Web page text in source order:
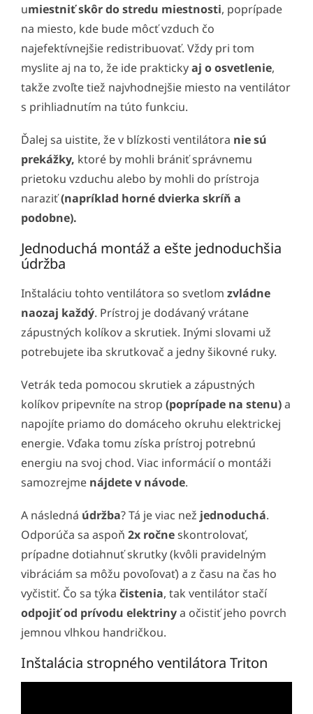
umiestniť skôr do stredu miestnosti, poprípade
na miesto, kde bude môcť vzduch čo
najefektívnejšie redistribuovať. Vždy pri tom
myslite aj na to, že ide praktickyaj o osvetlenie,
takže zvoľte tiež najvhodnejšie miesto na ventilátor
s prihliadnutím na túto funkciu.
Ďalej sa uistite, že v blízkosti ventilátora nie sú
prekážky, ktoré by mohli brániť správnemu
prietoku vzduchu alebo by mohli do prístroja
naraziť(napríklad horné dvierka skríň a
podobne).
Jednoduchá montáž a ešte jednoduchšia
údržba
Inštaláciu tohto ventilátora so svetlom zvládne
naozaj každý. Prístroj je dodávaný vrátane
zápustných kolíkov a skrutiek. Inými slovami už
potrebujete iba skrutkovač a jedny šikovné ruky.
Vetrák teda pomocou skrutiek a zápustných
kolíkov pripevníte na strop (poprípade na stenu)a
napojíte priamo do domáceho okruhu elektrickej
energie. Vďaka tomu získa prístroj potrebnú
energiu na svoj chod. Viac informácií o montáži
samozrejme nájdete v návode.
A následná údržba? Tá je viac než jednoduchá.
Odporúča sa aspoň 2x ročneskontrolovať,
prípadne dotiahnuť skrutky (kvôli pravidelným
vibráciám sa môžu povoľovať) a z času na čas ho
vyčistiť. Čo sa týka čistenia, tak ventilátor stačí
odpojiť od prívodu elektrinya očistiť jeho povrch
jemnou vlhkou handričkou.
Inštalácia stropného ventilátora Triton